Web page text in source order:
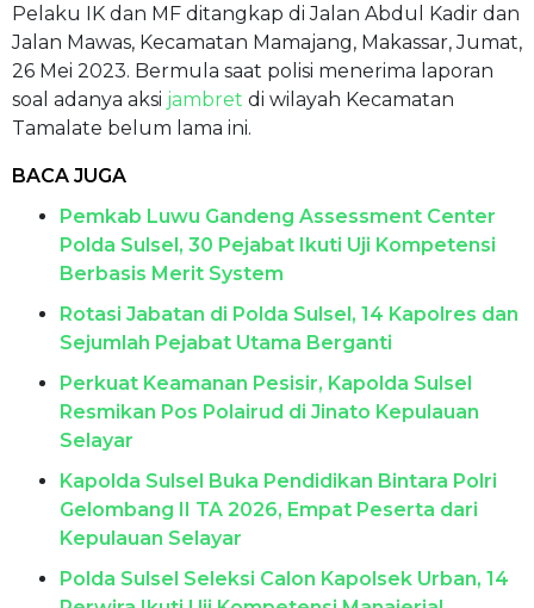
Pelaku IK dan MF ditangkap di Jalan Abdul Kadir dan
Jalan Mawas, Kecamatan Mamajang, Makassar, Jumat,
26 Mei 2023. Bermula saat polisi menerima laporan
soal adanya aksi jambret di wilayah Kecamatan
Tamalate belum lama ini.
BACA JUGA
Pemkab Luwu Gandeng Assessment Center
Polda Sulsel, 30 Pejabat Ikuti Uji Kompetensi
Berbasis Merit System
Rotasi Jabatan di Polda Sulsel, 14 Kapolres dan
Sejumlah Pejabat Utama Berganti
Perkuat Keamanan Pesisir, Kapolda Sulsel
Resmikan Pos Polairud di Jinato Kepulauan
Selayar
Kapolda Sulsel Buka Pendidikan Bintara Polri
Gelombang II TA 2026, Empat Peserta dari
Kepulauan Selayar
Polda Sulsel Seleksi Calon Kapolsek Urban, 14